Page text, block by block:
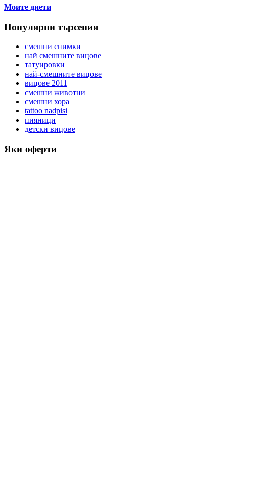
Моите диети
Популярни търсения
смешни снимки
най смешните вицове
татуировки
най-смешните вицове
вицове 2011
смешни животни
смешни хора
tattoo nadpisi
пияници
детски вицове
Яки оферти